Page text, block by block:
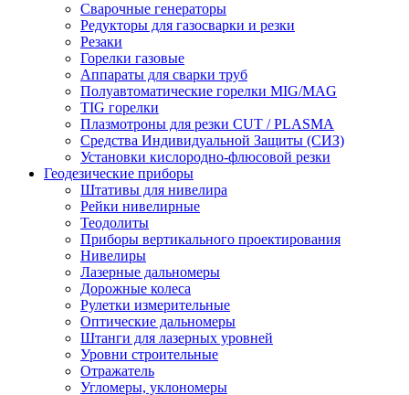
Сварочные генераторы
Редукторы для газосварки и резки
Резаки
Горелки газовые
Аппараты для сварки труб
Полуавтоматические горелки MIG/MAG
TIG горелки
Плазмотроны для резки CUT / PLASMA
Средства Индивидуальной Защиты (СИЗ)
Установки кислородно-флюсовой резки
Геодезические приборы
Штативы для нивелира
Рейки нивелирные
Теодолиты
Приборы вертикального проектирования
Нивелиры
Лазерные дальномеры
Дорожные колеса
Рулетки измерительные
Оптические дальномеры
Штанги для лазерных уровней
Уровни строительные
Отражатель
Угломеры, уклономеры